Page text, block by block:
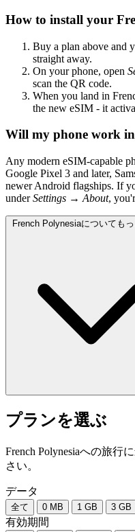
How to install your
Buy a plan above and
straight away.
On your phone, open
scan the QR code.
When you land in
the new eSIM - it
Will my phone work
Any modern eSIM-capable
Google Pixel 3 and later,
newer Android flagships. If
underSettings → About,
French Polynesiaについてもっ
プランを選ぶ
French Polynesiaへの旅行
さい。
データ
全て 0 MB 1 GB 3 GB
有効期間